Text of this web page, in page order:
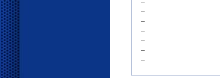
–
–
–
–
–
–
–